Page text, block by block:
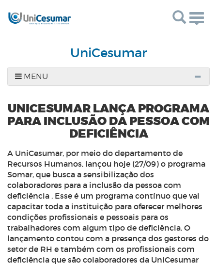
UniCesumar
MENU
UNICESUMAR LANÇA PROGRAMA
PARA INCLUSÃO DA PESSOA COM
DEFICIÊNCIA
A UniCesumar, por meio do departamento de
Recursos Humanos, lançou hoje (27/09) o programa
Somar, que busca a sensibilização dos
colaboradores para a inclusão da pessoa com
deficiência . Esse é um programa contínuo que vai
capacitar toda a instituição para oferecer melhores
condições profissionais e pessoais para os
trabalhadores com algum tipo de deficiência. O
lançamento contou com a presença dos gestores do
setor de RH e também com os profissionais com
deficiência que são colaboradores da UniCesumar